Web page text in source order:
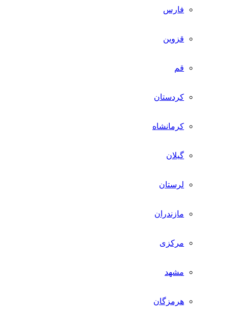
فارس
قزوین
قم
کردستان
کرمانشاه
گیلان
لرستان
مازندران
مرکزی
مشهد
هرمزگان